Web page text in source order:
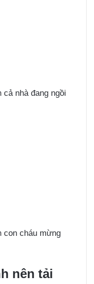
cả nhà đang ngồi
con cháu mừng
nên tải